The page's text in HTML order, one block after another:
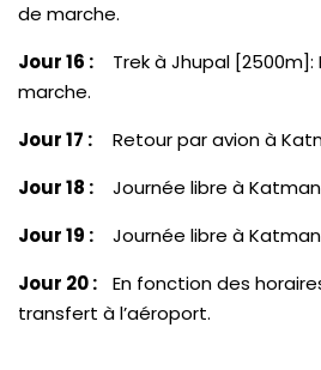
de marche.
Jour 16 :
Trek à Jhupal
marche.
Jour 17 :
Retour par avion à
Jour 18 :
Journée libre à
Jour 19 :
Journée libre à
Jour 20 :
En fonction des
transfert à l’aéroport.